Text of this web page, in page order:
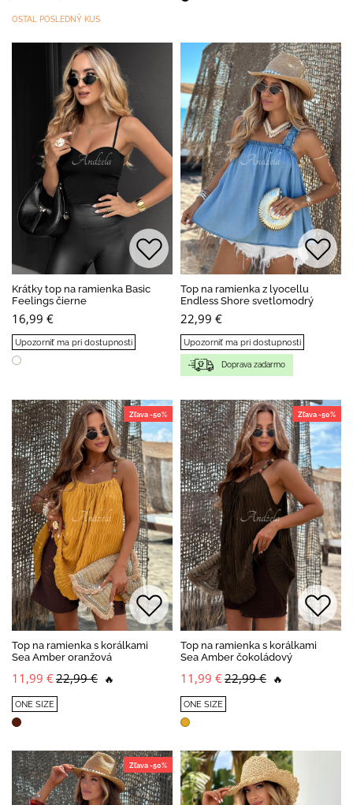
OSTAL POSLEDNÝ KUS
Krátky top na ramienka Basic
Feelings čierne
16,99 €
Upozorniť ma pri dostupnosti
Top na ramienka z lyocellu
Endless Shore svetlomodrý
22,99 €
Upozorniť ma pri dostupnosti
Doprava zadarmo
Zľava -50%
Top na ramienka s korálkami
Sea Amber oranžová
11,99 €22,99 € 🔥
ONE SIZE
Zľava -50%
Top na ramienka s korálkami
Sea Amber čokoládový
11,99 €22,99 € 🔥
ONE SIZE
Zľava -50%